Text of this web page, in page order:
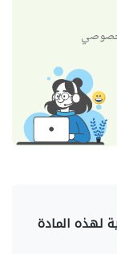
خصوصي
لهذه المادة